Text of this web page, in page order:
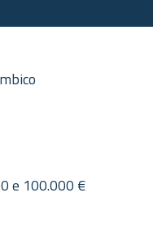
e 100.000 €